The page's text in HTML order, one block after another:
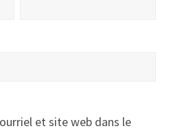
et site web dans le